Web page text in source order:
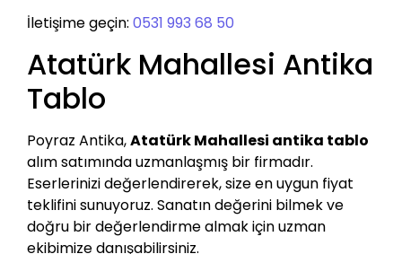
İletişime geçin: 0531 993 68 50
Atatürk Mahallesi Antika
Tablo
Poyraz Antika,Atatürk Mahallesi antika tablo
alım satımında uzmanlaşmış bir firmadır.
Eserlerinizi değerlendirerek, size en uygun fiyat
teklifini sunuyoruz. Sanatın değerini bilmek ve
doğru bir değerlendirme almak için uzman
ekibimize danışabilirsiniz.